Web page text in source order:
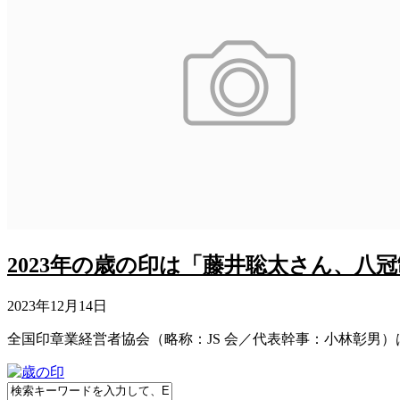
2023年の歳の印は「藤井聡太さん、八冠
2023年12月14日
全国印章業経営者協会（略称：JS 会／代表幹事：小林彰男）